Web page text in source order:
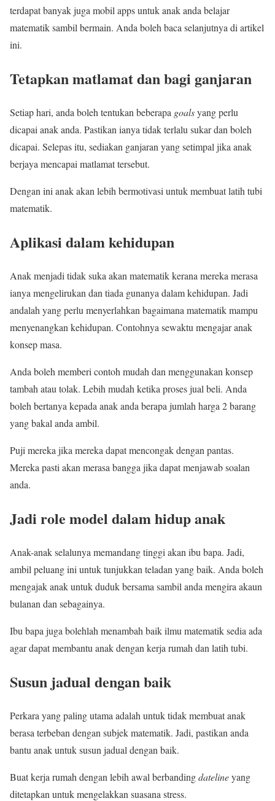
terdapat banyak juga mobil apps untuk anak anda belajar
matematik sambil bermain. Anda boleh baca selanjutnya di artikel
ini.
Tetapkan matlamat dan bagi ganjaran
Setiap hari, anda boleh tentukan beberapa goalsyang perlu
dicapai anak anda. Pastikan ianya tidak terlalu sukar dan boleh
dicapai. Selepas itu, sediakan ganjaran yang setimpal jika anak
berjaya mencapai matlamat tersebut.
Dengan ini anak akan lebih bermotivasi untuk membuat latih tubi
matematik.
Aplikasi dalam kehidupan
Anak menjadi tidak suka akan matematik kerana mereka merasa
ianya mengelirukan dan tiada gunanya dalam kehidupan. Jadi
andalah yang perlu menyerlahkan bagaimana matematik mampu
menyenangkan kehidupan. Contohnya sewaktu mengajar anak
konsep masa.
Anda boleh memberi contoh mudah dan menggunakan konsep
tambah atau tolak. Lebih mudah ketika proses jual beli. Anda
boleh bertanya kepada anak anda berapa jumlah harga 2 barang
yang bakal anda ambil.
Puji mereka jika mereka dapat mencongak dengan pantas.
Mereka pasti akan merasa bangga jika dapat menjawab soalan
anda.
Jadi role model dalam hidup anak
Anak-anak selalunya memandang tinggi akan ibu bapa. Jadi,
ambil peluang ini untuk tunjukkan teladan yang baik. Anda boleh
mengajak anak untuk duduk bersama sambil anda mengira akaun
bulanan dan sebagainya.
Ibu bapa juga bolehlah menambah baik ilmu matematik sedia ada
agar dapat membantu anak dengan kerja rumah dan latih tubi.
Susun jadual dengan baik
Perkara yang paling utama adalah untuk tidak membuat anak
berasa terbeban dengan subjek matematik. Jadi, pastikan anda
bantu anak untuk susun jadual dengan baik.
Buat kerja rumah dengan lebih awal berbandingdatelineyang
ditetapkan untuk mengelakkan suasana stress.